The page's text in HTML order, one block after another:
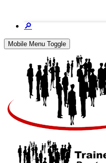
🔎
Mobile Menu Toggle